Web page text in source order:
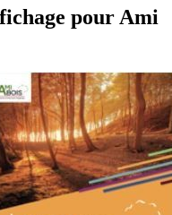
pour Ami